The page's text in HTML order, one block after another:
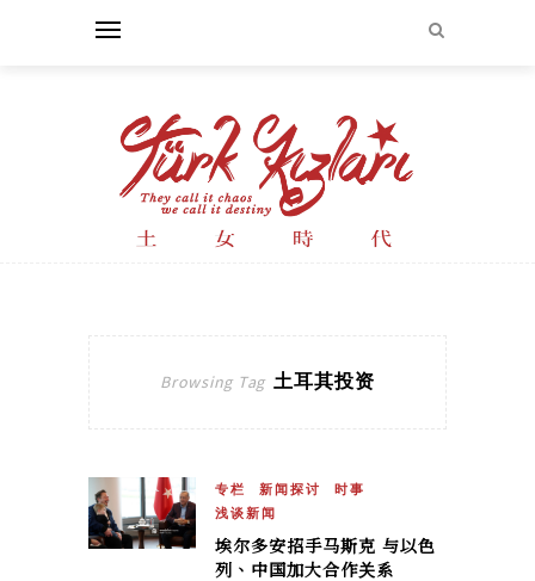
Browsing Tag 土耳其投资
专栏 新闻探讨
时事
浅谈新闻
埃尔多安招手马斯克 与以色
列、中国加大合作关系